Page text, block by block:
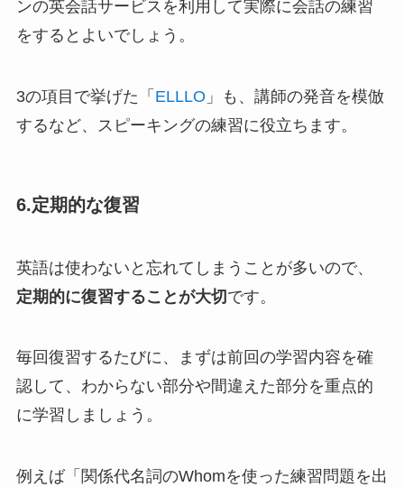
ンの英会話サービスを利用して実際に会話の練習
をするとよいでしょう。
3の項目で挙げた「 ELLLO 」も、講師の発音を模倣
するなど、スピーキングの練習に役立ちます。
6.定期的な復習
英語は使わないと忘れてしまうことが多いので、
定期的に復習することが大切です。
毎回復習するたびに、まずは前回の学習内容を確
認して、わからない部分や間違えた部分を重点的
に学習しましょう。
例えば「関係代名詞のWhomを使った練習問題を出